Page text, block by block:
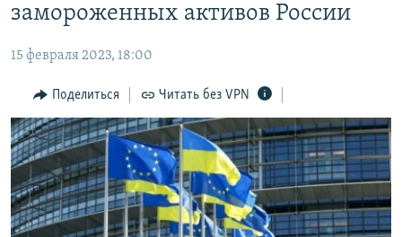
главной
навигации
Вернутся
поиску
11 ЛЕТ ОККУПАЦИИ КРЫМА. 11 ИСТОРИЙ СОПРОТИВЛЕНИЯ
ЕЩЕ
ИНТЕРАКТИВ
ИНФОГРАФИКА
ТЕЛЕПРОЕКТ КРЫМ.РЕАЛИИ
СОВЕТЫ ПРАВОЗАЩИТНИКОВ
ПРОПАВШИЕ БЕЗ ВЕСТИ
РАДІО СВОБОДА
КАК ОБОЙТИ БЛОКИРОВКУ
Українською
Qırımtatar
замороженных активов России
15 февраля 2023, 18:00
Поделиться Читать без VPN